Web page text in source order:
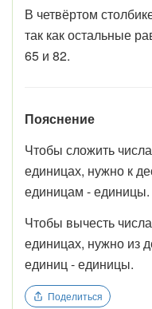
В четвёртом
так как остальные
65 и 82.
Пояснение
Чтобы сложить
единицах, нужно к
единицам - единицы.
Чтобы вычесть
единицах, нужно из
единиц - единицы.
Поделиться